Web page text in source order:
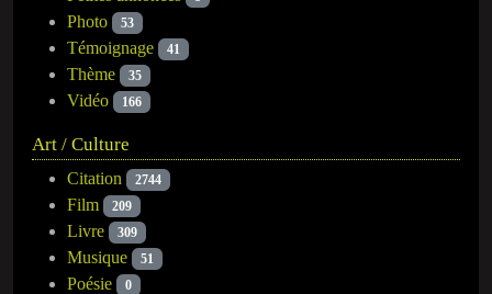
Photo 53
Témoignage 41
Thème 35
Vidéo 166
Art / Culture
Citation 2744
Film 209
Livre 309
Musique 51
Poésie 0